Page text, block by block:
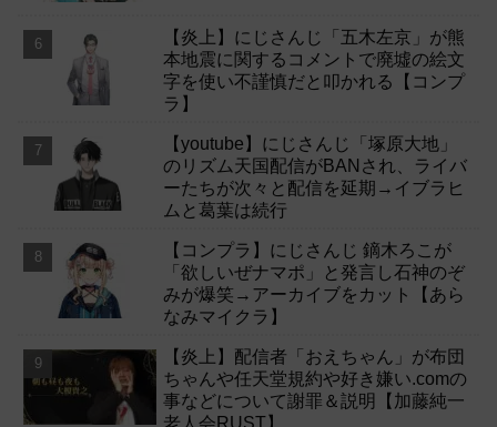
【炎上】にじさんじ「五木左京」が熊
本地震に関するコメントで廃墟の絵文
字を使い不謹慎だと叩かれる【コンプ
ラ】
【youtube】にじさんじ「塚原大地」
のリズム天国配信がBANされ、ライバ
ーたちが次々と配信を延期→イブラヒ
ムと葛葉は続行
【コンプラ】にじさんじ 鏑木ろこが
「欲しいぜナマポ」と発言し石神のぞ
みが爆笑→アーカイブをカット【あら
なみマイクラ】
【炎上】配信者「おえちゃん」が布団
ちゃんや任天堂規約や好き嫌い.comの
事などについて謝罪＆説明【加藤純一
老人会RUST】